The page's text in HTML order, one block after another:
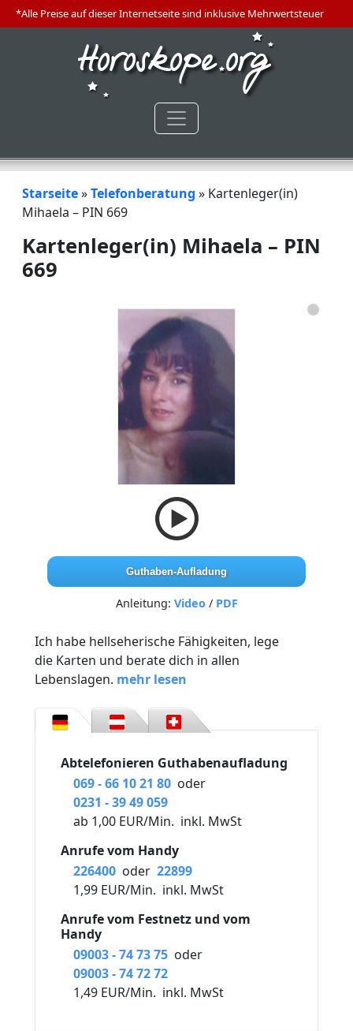
*Alle Preise auf dieser Internetseite sind inklusive Mehrwertsteuer
Starseite»Telefonberatung » Kartenleger(in)
Mihaela – PIN 669
Kartenleger(in) Mihaela – PIN
669
Guthaben-Aufladung
Anleitung: Video / PDF
Ich habe hellseherische Fähigkeiten, lege
die Karten und berate dich in allen
Lebenslagen. mehr lesen
Abtelefonieren Guthabenaufladung
069 - 66 10 21 80 oder
0231 - 39 49 059
ab 1,00 EUR/Min. inkl. MwSt
Anrufe vom Handy
226400 oder 22899
1,99 EUR/Min. inkl. MwSt
Anrufe vom Festnetz und vom
Handy
09003 - 74 73 75 oder
09003 - 74 72 72
1,49 EUR/Min. inkl. MwSt